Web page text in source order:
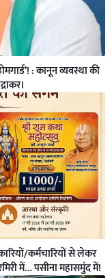
: कानून व्यवस्था की
कर्मचारियों से लेकर
में… पसीना महासमुंद में!